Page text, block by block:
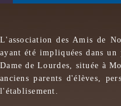
L'association des Amis de
ayant été impliquées dans
Dame de Lourdes, située à
anciens parents d'élèves,
l'établisement.